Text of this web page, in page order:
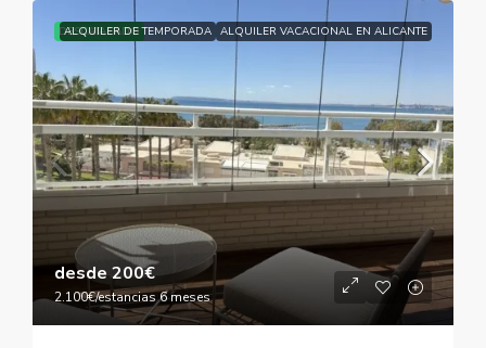
DESCATACADO
ALQUILER DE TEMPORADA ALQUILER VACACIONAL EN ALICANTE
desde200€
2.100€/estancias 6 meses